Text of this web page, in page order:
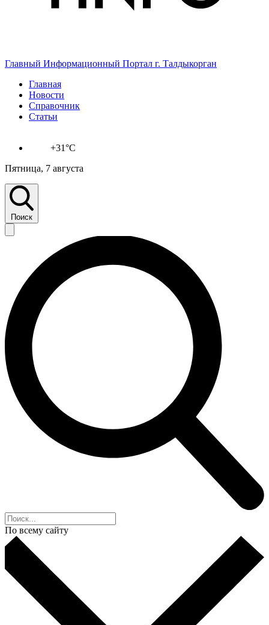
Главный Информационный Портал г. Талдыкорган
Главная
Новости
Справочник
Статьи
+31°C
Пятница, 7 августа
Поиск
По всему сайту